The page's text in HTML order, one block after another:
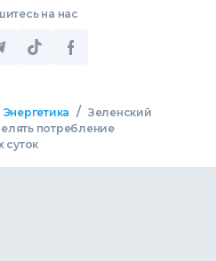
на нас
Энергетика / Зеленский
потребление
суток